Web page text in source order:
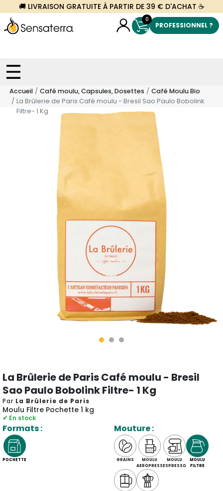
🚚 LIVRAISON GRATUITE À PARTIR DE 39 € D'ACHAT ☕
0
PROFESSIONNEL ?
Accueil Café moulu, Capsules, Dosettes
Café Moulu Bio
La Brûlerie de Paris Café moulu - Bresil Sao Paulo Bobolink
Filtre- 1 Kg
La Brûlerie de Paris Café moulu - Bresil
Sao Paulo Bobolink Filtre- 1 Kg
Par La Brûlerie de Paris
Moulu Filtre Pochette 1 kg
✔ En stock
Formats :
POCHETTE
Mouture :
GRAINS
MOULU
AEROPRESS
MOULU
ESPRESSO
MOULU
FILTRE